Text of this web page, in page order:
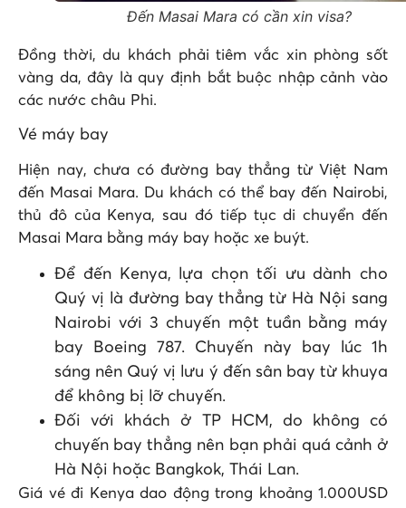
Đến Masai Mara có cần xin visa?
Đồng thời, du khách phải tiêm vắc xin phòng sốt
vàng da, đây là quy định bắt buộc nhập cảnh vào
các nước châu Phi.
Vé máy bay
Hiện nay, chưa có đường bay thẳng từ Việt Nam
đến Masai Mara. Du khách có thể bay đến Nairobi,
thủ đô của Kenya, sau đó tiếp tục di chuyển đến
Masai Mara bằng máy bay hoặc xe buýt.
Để đến Kenya, lựa chọn tối ưu dành cho
Quý vị là đường bay thẳng từ Hà Nội sang
Nairobi với 3 chuyến một tuần bằng máy
bay Boeing 787. Chuyến này bay lúc 1h
sáng nên Quý vị lưu ý đến sân bay từ khuya
để không bị lỡ chuyến.
Đối với khách ở TP HCM, do không có
chuyến bay thẳng nên bạn phải quá cảnh ở
Hà Nội hoặc Bangkok, Thái Lan.
Giá vé đi Kenya dao động trong khoảng 1.000USD